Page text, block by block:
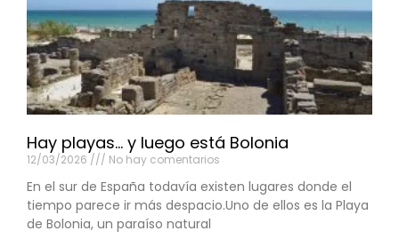
Hay playas… y luego está Bolonia
12/03/2026 No hay comentarios
En el sur de España todavía existen lugares donde el
tiempo parece ir más despacio.Uno de ellos es la Playa
de Bolonia, un paraíso natural